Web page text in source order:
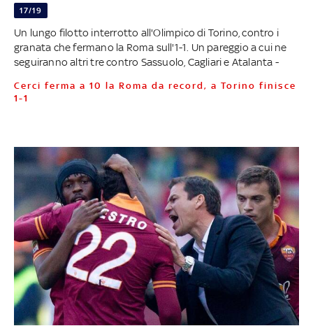
17/19
Un lungo filotto interrotto all'Olimpico di Torino, contro i
granata che fermano la Roma sull'1-1. Un pareggio a cui ne
seguiranno altri tre contro Sassuolo, Cagliari e Atalanta -
Cerci ferma a 10 la Roma da record, a Torino finisce
1-1